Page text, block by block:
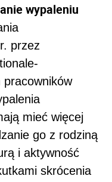
wypaleniu
przez
mieć więcej
go z rodziną
i aktywność
skrócenia